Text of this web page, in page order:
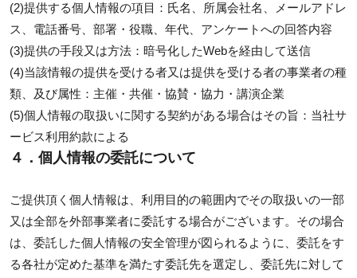
(2)提供する個人情報の項目：氏名、所属会社名、メールアドレ
ス、電話番号、部署・役職、年代、アンケートへの回答内容
(3)提供の手段又は方法：暗号化したWebを経由して送信
(4)当該情報の提供を受ける者又は提供を受ける者の事業者の種
類、及び属性：主催・共催・協賛・協力・講演企業
(5)個人情報の取扱いに関する契約がある場合はその旨：当社サ
ービス利用約款による
４．個人情報の委託について
ご提供頂く個人情報は、利用目的の範囲内でその取扱いの一部
又は全部を外部事業者に委託する場合がございます。その場合
は、委託した個人情報の安全管理が図られるように、委託をす
る各社が定めた基準を満たす委託先を選定し、委託先に対して